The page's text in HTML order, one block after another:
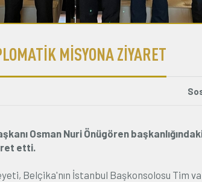
MİSYONA ZİYARET
Osman Nuri Önügören
etti.
Belçika'nın İstanbul Başkonsolosu Tim